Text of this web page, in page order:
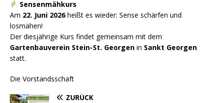
Sensenmähkurs
Am 22. Juni 2026heißt es wieder: Sense schärfen und
losmähen!
Der diesjährige Kurs findet gemeinsam mit dem
Gartenbauverein Stein-St. Georgen in Sankt Georgen
statt.
Die Vorstandsschaft
ZURÜCK